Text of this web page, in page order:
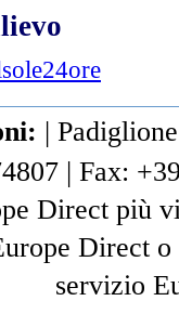
|
| Fax:
Direct più
Direct
servizio